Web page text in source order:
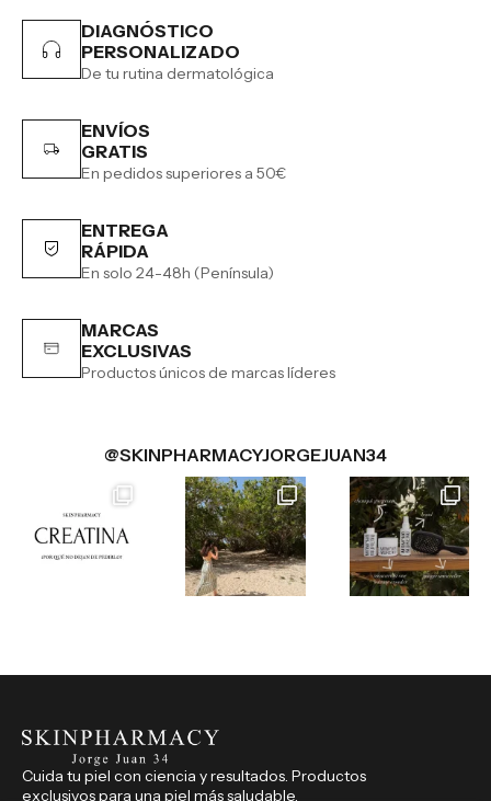
DIAGNÓSTICO
PERSONALIZADO
De tu rutina dermatológica
ENVÍOS
GRATIS
En pedidos superiores a 50€
ENTREGA
RÁPIDA
En solo 24-48h (Península)
MARCAS
EXCLUSIVAS
Productos únicos de marcas líderes
@SKINPHARMACYJORGEJUAN34
Cuida tu piel con ciencia y resultados. Productos
exclusivos para una piel más saludable.